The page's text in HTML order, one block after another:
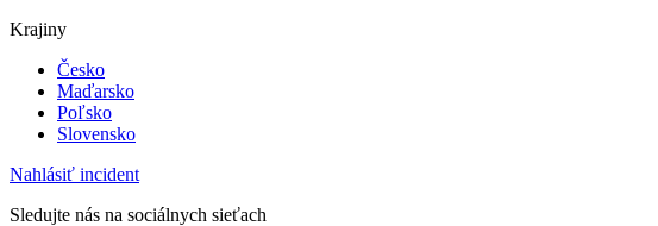
Krajiny
Česko
Maďarsko
Poľsko
Slovensko
Nahlásiť incident
Sledujte nás na sociálnych sieťach